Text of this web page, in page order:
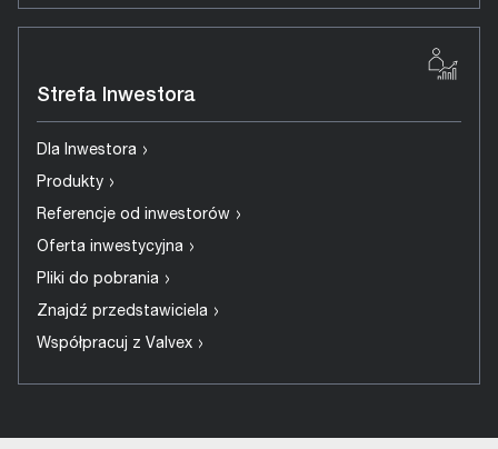
Strefa Inwestora
Dla Inwestora ›
Produkty ›
Referencje od inwestorów ›
Oferta inwestycyjna ›
Pliki do pobrania ›
Znajdź przedstawiciela ›
Współpracuj z Valvex ›